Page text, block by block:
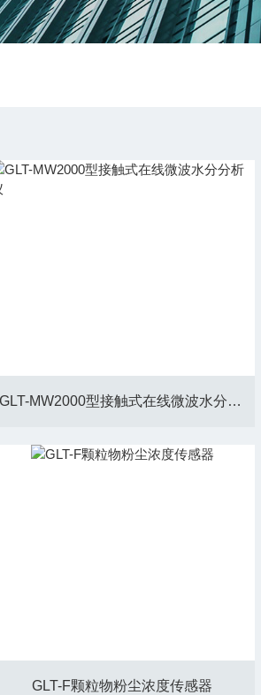
GLT-MW2000型接触式在线微波水分分析仪
GLT-F颗粒物粉尘浓度传感器